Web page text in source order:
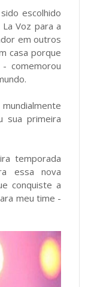
escolhido
Voz para a
em outros
casa porque
comemorou
sua primeira
temporada
essa nova
conquiste a
meu time -